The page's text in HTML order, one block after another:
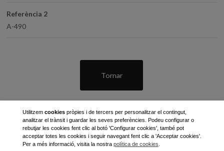
Referència 2
A-490
Tornar
Utilitzem cookiespròpies i de tercers per personalitzar el contingut,
analitzar el trànsit i guardar les seves preferències. Podeu configurar o
rebutjar les cookies fent clic al botó 'Configurar cookies', també pot
acceptar totes les cookies i seguir navegant fent clic a 'Acceptar cookies'.
Per a més informació, visita la nostra política de cookies